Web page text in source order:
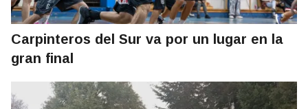
Carpinteros del Sur va por un lugar en la
gran final